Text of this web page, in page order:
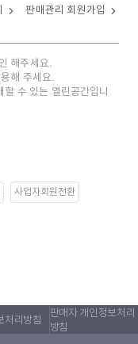
판매관리 회원가입
해주세요.
해 주세요.
수 있는 열린공간입니
사업자회원전환
처리방침
판매자 개인정보처리
방침